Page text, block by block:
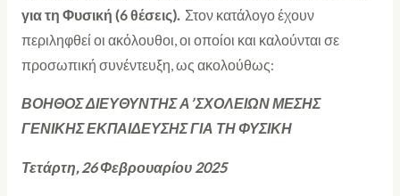
για τη Φυσική (6 θέσεις). Στον κατάλογο έχουν
περιληφθεί οι ακόλουθοι, οι οποίοι και καλούνται σε
προσωπική συνέντευξη, ως ακολούθως:
ΒΟΗΘΟΣ ΔΙΕΥΘΥΝΤΗΣ Α’ ΣΧΟΛΕΙΩΝ ΜΕΣΗΣ
ΓΕΝΙΚΗΣ ΕΚΠΑΙΔΕΥΣΗΣ ΓΙΑ ΤΗ ΦΥΣΙΚΗ
Τετάρτη, 26 Φεβρουαρίου 2025